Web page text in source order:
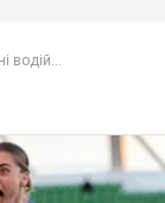
водій...